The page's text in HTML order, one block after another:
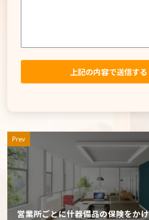
Prev
営業所ごとに什器備品の保険をか